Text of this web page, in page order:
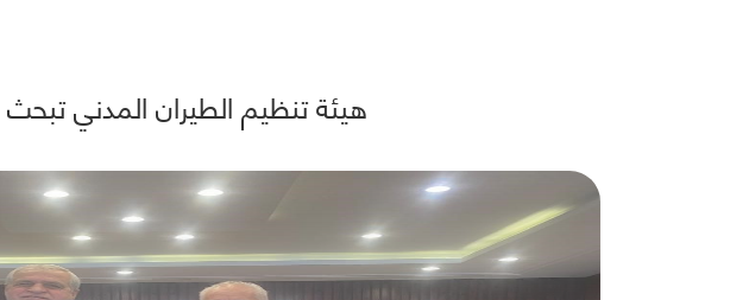
هيئة تنظيم الطيران المدني تبحث